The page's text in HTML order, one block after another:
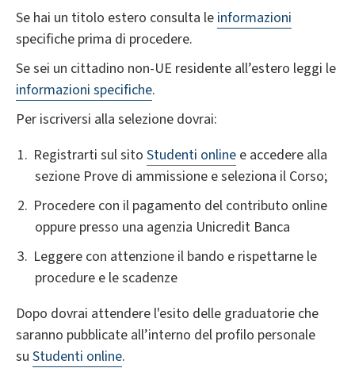
Se hai un titolo estero consulta le informazioni
specifiche prima di procedere.
Se sei un cittadino non-UE residente all’estero leggi le
informazioni specifiche.
Per iscriversi alla selezione dovrai:
Registrarti sul sito Studenti onlinee accedere alla
sezione Prove di ammissione e seleziona il Corso;
Procedere con il pagamento del contributo online
oppure presso una agenzia Unicredit Banca
Leggere con attenzione il bando e rispettarne le
procedure e le scadenze
Dopo dovrai attendere l'esito delle graduatorie che
saranno pubblicate all’interno del profilo personale
su Studenti online.